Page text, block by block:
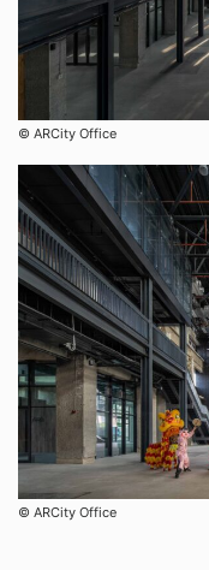
©︎ ARCity Office
©︎ ARCity Office